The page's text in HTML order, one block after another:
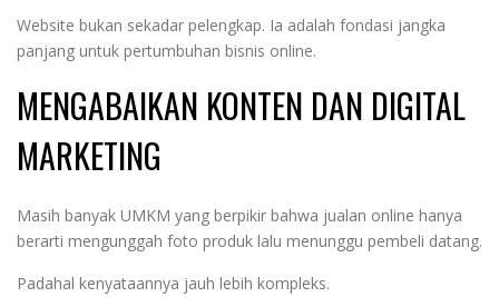
Website bukan sekadar pelengkap. Ia adalah fondasi jangka
panjang untuk pertumbuhan bisnis online.
MENGABAIKAN KONTEN DAN DIGITAL
MARKETING
Masih banyak UMKM yang berpikir bahwa jualan online hanya
berarti mengunggah foto produk lalu menunggu pembeli datang.
Padahal kenyataannya jauh lebih kompleks.